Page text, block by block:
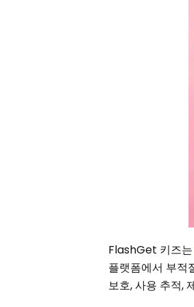
FlashGet 키즈는
플랫폼에서 부적
보호, 사용 추적,